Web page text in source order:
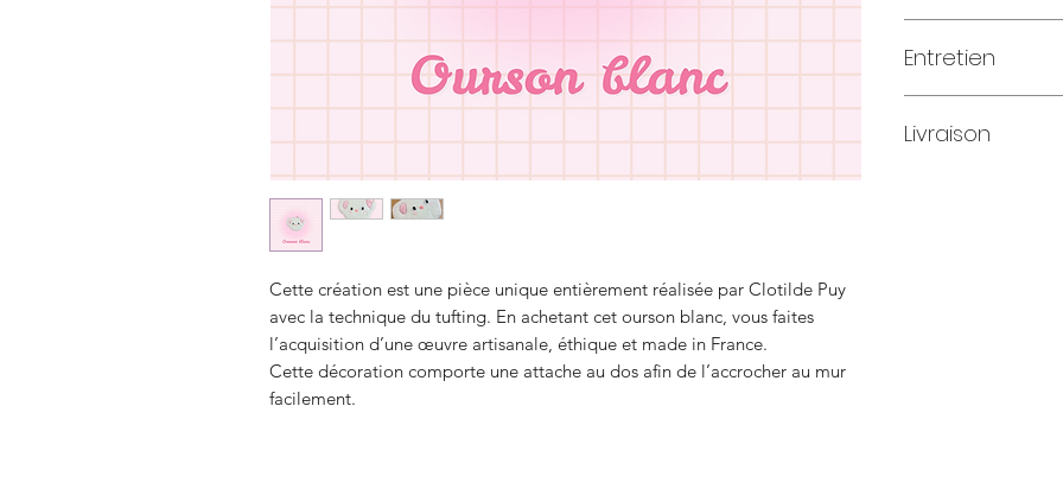
Cette création est une pièce unique entièrement réalisée par Clotilde Puy
avec la technique du tufting. En achetant cet ourson blanc, vous faites
l’acquisition d’une œuvre artisanale, éthique et made in France.
Cette décoration comporte une attache au dos afin de l’accrocher au mur
facilement.
et feutrine
Entretien
possible d'utiliser
Livraison